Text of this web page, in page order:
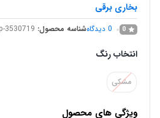
بخاری برقی
0
0 دیدگاهشناسه محصول: 3530719
انتخاب رنگ
مشکی
ویژگی های محصول